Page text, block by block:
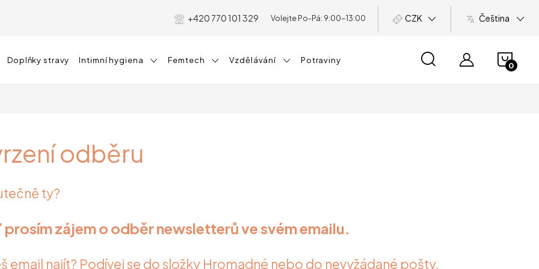
+420 770 101 329 CZK Čeština
Doplňky stravy Intimní hygiena Femtech Vzdělávání Potraviny
odběru
ty?
zájem o odběr newsletterů ve svém emailu.
email najít? Podívej se do složky Hromadné nebo do nevyžádané pošty.